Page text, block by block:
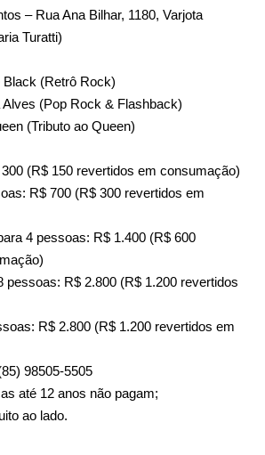
– Rua Ana Bilhar, 1180, Varjota
Turatti)
(Retrô Rock)
(Pop Rock & Flashback)
(Tributo ao Queen)
(R$ 150 revertidos em consumação)
R$ 700 (R$ 300 revertidos em
4 pessoas: R$ 1.400 (R$ 600
pessoas: R$ 2.800 (R$ 1.200 revertidos
R$ 2.800 (R$ 1.200 revertidos em
98505-5505
até 12 anos não pagam;
ao lado.